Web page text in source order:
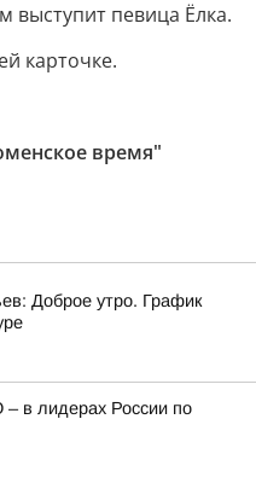
выступит певица Ёлка.
карточке.
время"
Доброе утро. График
в лидерах России по